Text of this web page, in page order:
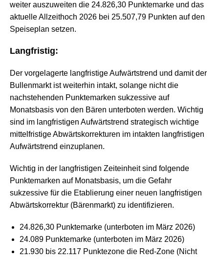
weiter auszuweiten die 24.826,30 Punktemarke und das
aktuelle Allzeithoch 2026 bei 25.507,79 Punkten auf den
Speiseplan setzen.
Langfristig:
Der vorgelagerte langfristige Aufwärtstrend und damit der
Bullenmarkt ist weiterhin intakt, solange nicht die
nachstehenden Punktemarken sukzessive auf
Monatsbasis von den Bären unterboten werden. Wichtig
sind im langfristigen Aufwärtstrend strategisch wichtige
mittelfristige Abwärtskorrekturen im intakten langfristigen
Aufwärtstrend einzuplanen.
Wichtig in der langfristigen Zeiteinheit sind folgende
Punktemarken auf Monatsbasis, um die Gefahr
sukzessive für die Etablierung einer neuen langfristigen
Abwärtskorrektur (Bärenmarkt) zu identifizieren.
24.826,30 Punktemarke (unterboten im März 2026)
24.089 Punktemarke (unterboten im März 2026)
21.930 bis 22.117 Punktezone die Red-Zone (Nicht